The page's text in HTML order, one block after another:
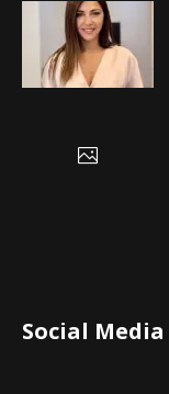
Social Media